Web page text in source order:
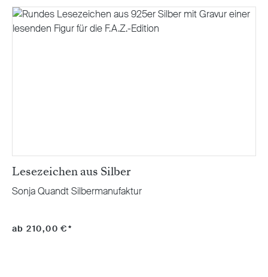
Lesezeichen aus Silber
Sonja Quandt Silbermanufaktur
ab 210,00 €*